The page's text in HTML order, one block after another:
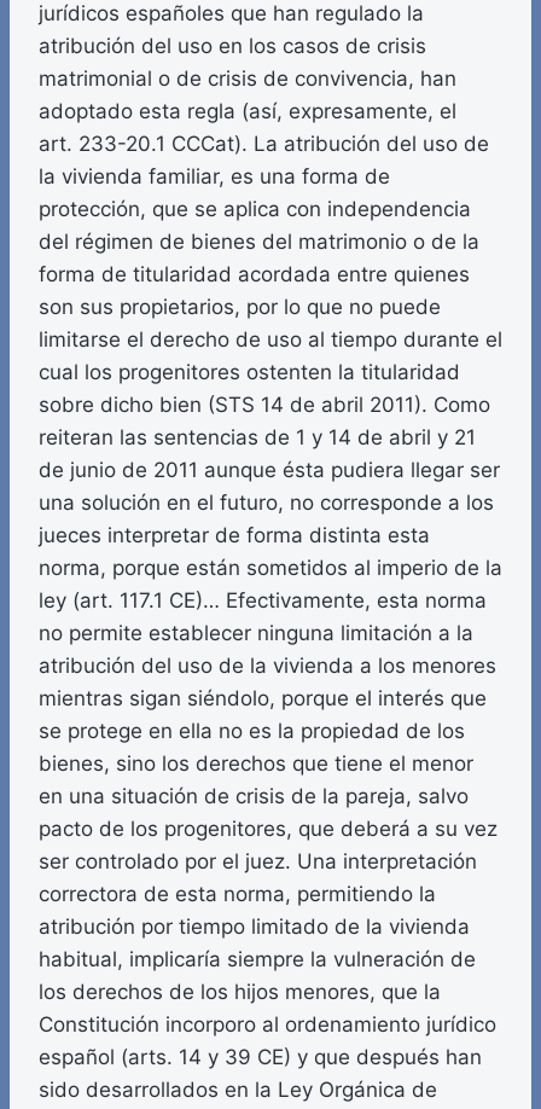
jurídicos españoles que han regulado la
atribución del uso en los casos de crisis
matrimonial o de crisis de convivencia, han
adoptado esta regla (así, expresamente, el
art. 233-20.1 CCCat). La atribución del uso de
la vivienda familiar, es una forma de
protección, que se aplica con independencia
del régimen de bienes del matrimonio o de la
forma de titularidad acordada entre quienes
son sus propietarios, por lo que no puede
limitarse el derecho de uso al tiempo durante el
cual los progenitores ostenten la titularidad
sobre dicho bien (STS 14 de abril 2011). Como
reiteran las sentencias de 1 y 14 de abril y 21
de junio de 2011 aunque ésta pudiera llegar ser
una solución en el futuro, no corresponde a los
jueces interpretar de forma distinta esta
norma, porque están sometidos al imperio de la
ley (art. 117.1 CE)… Efectivamente, esta norma
no permite establecer ninguna limitación a la
atribución del uso de la vivienda a los menores
mientras sigan siéndolo, porque el interés que
se protege en ella no es la propiedad de los
bienes, sino los derechos que tiene el menor
en una situación de crisis de la pareja, salvo
pacto de los progenitores, que deberá a su vez
ser controlado por el juez. Una interpretación
correctora de esta norma, permitiendo la
atribución por tiempo limitado de la vivienda
habitual, implicaría siempre la vulneración de
los derechos de los hijos menores, que la
Constitución incorporo al ordenamiento jurídico
español (arts. 14 y 39 CE) y que después han
sido desarrollados en la Ley Orgánica de